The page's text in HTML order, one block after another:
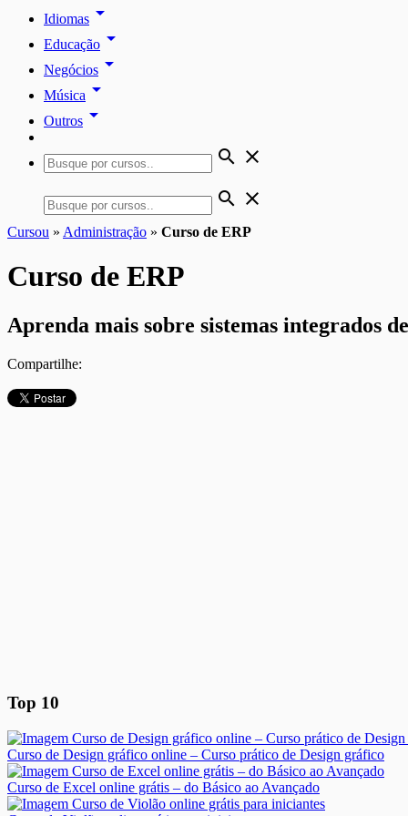
Idiomas arrow_drop_down
Educação arrow_drop_down
Negócios arrow_drop_down
Música arrow_drop_down
Outros arrow_drop_down
search close
search close
Cursou » Administração » Curso de ERP
Curso de ERP
Aprenda mais sobre sistemas integrados
Compartilhe:
Top 10
Curso de Design gráfico online – Curso prático de Design gráfico
Curso de Excel online grátis – do Básico ao Avançado